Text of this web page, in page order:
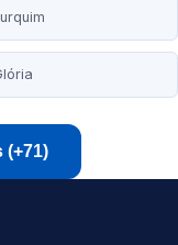
(+71)